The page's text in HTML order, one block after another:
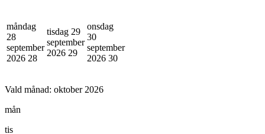
måndag
28
september
2026 28
tisdag 29
september
2026 29
onsdag
30
september
2026 30
Vald månad: oktober 2026
mån
tis